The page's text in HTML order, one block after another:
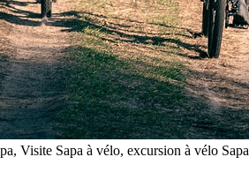
Visite Sapa à vélo, excursion à vélo Sapa